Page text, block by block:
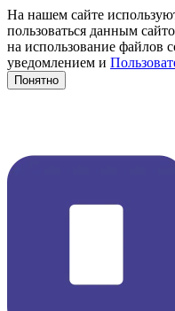
На нашем сайте
пользоваться данным
на использование файлов
уведомлением и
Понятно